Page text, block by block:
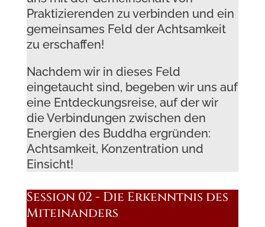
Praktizierenden zu verbinden und ein
gemeinsames Feld der Achtsamkeit
zu erschaffen!
Nachdem wir in dieses Feld
eingetaucht sind, begeben wir uns auf
eine Entdeckungsreise, auf der wir
die Verbindungen zwischen den
Energien des Buddha ergründen:
Achtsamkeit, Konzentration und
Einsicht!
Session 02 - Die Erkenntnis des
Miteinanders